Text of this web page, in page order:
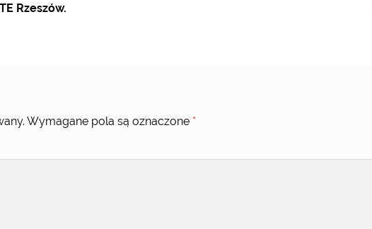
Rzeszów.
Wymagane pola są oznaczone *